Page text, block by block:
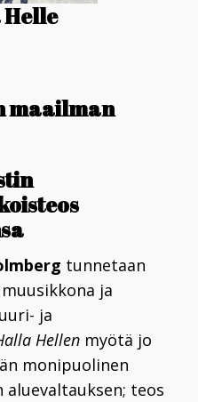
maailman
tunnetaan
ja
ja
Hellen myötä jo
monipuolinen
teos